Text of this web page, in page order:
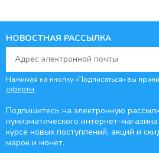
НОВОСТНАЯ РАССЫЛКА
Нажимая на кнопку «Подписаться» вы
оферты.
Подпишитесь на электронную
нумизматического интернет-магазина
курсе новых поступлений, акций и
марок и монет.